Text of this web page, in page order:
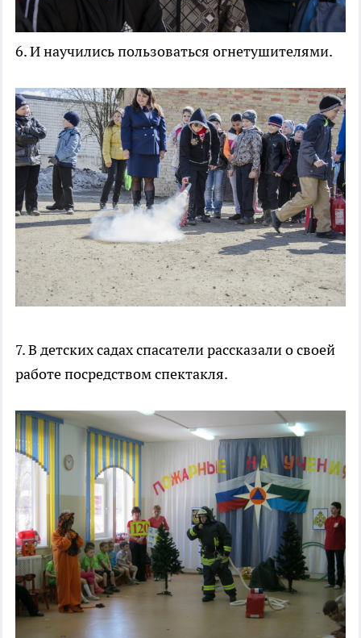
6. И научились пользоваться огнетушителями.
7. В детских садах спасатели рассказали о своей
работе посредством спектакля.